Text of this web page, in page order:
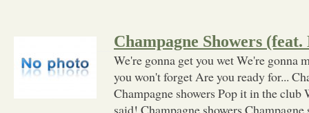
Champagne Showers
We're gonna get you wet We're gonna
you won't forget Are you ready for...
Champagne showers Pop it in the
said! Champagne showers Champagne